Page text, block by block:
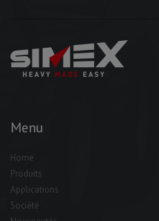
Menu
Home
Produits
Applications
Société